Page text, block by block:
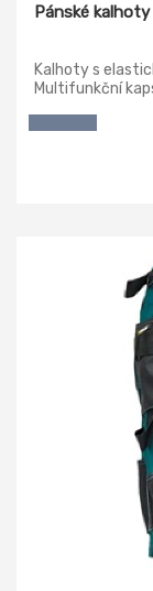
Pánské kalhoty
Kalhoty s
Multifunkční